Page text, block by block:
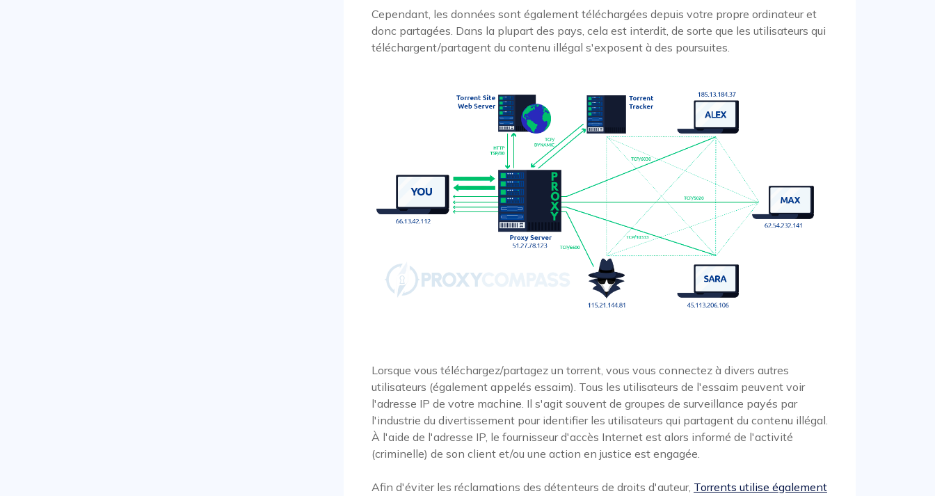
Cependant, les données sont également téléchargées depuis votre propre ordinateur et
donc partagées. Dans la plupart des pays, cela est interdit, de sorte que les utilisateurs qui
téléchargent/partagent du contenu illégal s'exposent à des poursuites.
Lorsque vous téléchargez/partagez un torrent, vous vous connectez à divers autres
utilisateurs (également appelés essaim). Tous les utilisateurs de l'essaim peuvent voir
l'adresse IP de votre machine. Il s'agit souvent de groupes de surveillance payés par
l'industrie du divertissement pour identifier les utilisateurs qui partagent du contenu illégal.
À l'aide de l'adresse IP, le fournisseur d'accès Internet est alors informé de l'activité
(criminelle) de son client et/ou une action en justice est engagée.
Afin d'éviter les réclamations des détenteurs de droits d'auteur, Torrents utilise également